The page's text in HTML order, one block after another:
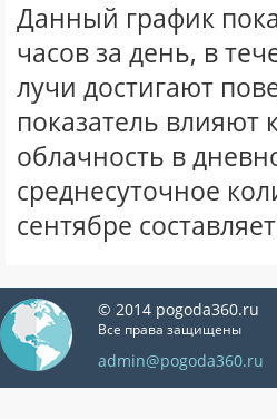
Данный график
часов за день, в
лучи достигают
показатель влияют
облачность в
среднесуточное
сентябре
© 2014 pogoda360.ru
Все права защищены
admin@pogoda360.ru